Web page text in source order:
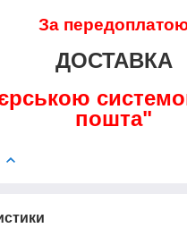
За
ДОСТАВКА
пошта"